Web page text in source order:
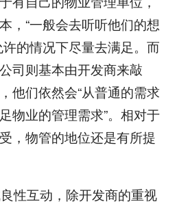
，“一般会去听听他们的想
的情况下尽量去满足。而
司则基本由开发商来敲
他们依然会“从普通的需求
物业的管理需求”。相对于
，物管的地位还是有所提
互动，除开发商的重视